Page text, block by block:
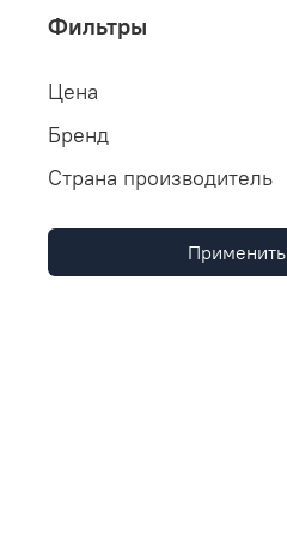
Фильтры
Цена
Бренд
Страна производитель
Применить